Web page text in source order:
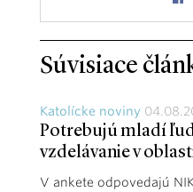
Súvisiace
Katolícke noviny
Potrebujú mladí
vzdelávanie v
V ankete odpovedajú